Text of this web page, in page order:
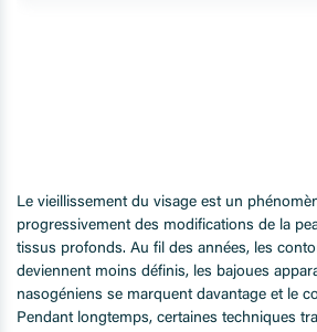
Le vieillissement du visage est un
progressivement des modifications de la
tissus profonds. Au fil des années, les
deviennent moins définis, les bajoues
nasogéniens se marquent davantage et le
Pendant longtemps, certaines techniques